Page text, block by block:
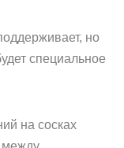
но
специальное
на сосках